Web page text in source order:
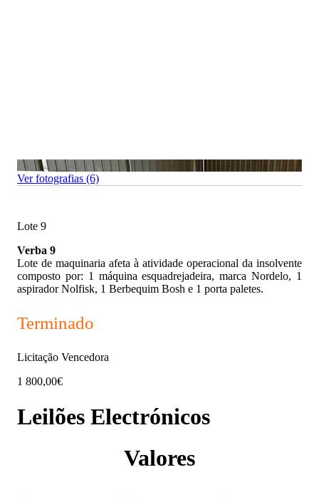
Ver fotografias (6)
Lote 9
Verba 9
Lote de maquinaria afeta à atividade operacional da insolvente
composto por: 1 máquina esquadrejadeira, marca Nordelo, 1
aspirador Nolfisk, 1 Berbequim Bosh e 1 porta paletes.
Terminado
Licitação Vencedora
1 800,00€
Leilões Electrónicos
Valores